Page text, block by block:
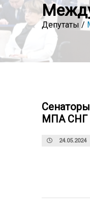
Депутаты /
МПА СНГ
24.05.2024